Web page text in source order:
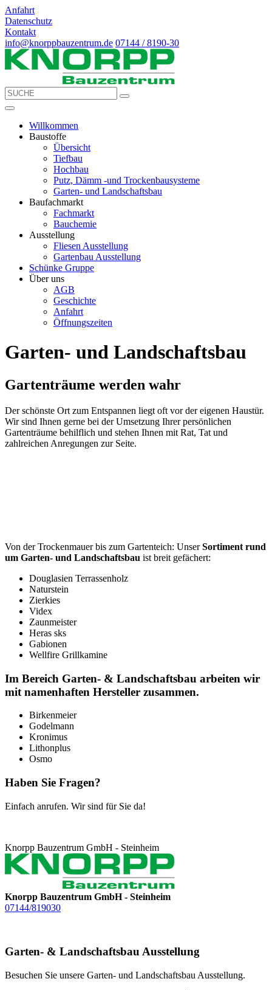
Anfahrt
Datenschutz
Kontakt
info@knorppbauzentrum.de 07144 / 8190-30
Willkommen
Baustoffe
Übersicht
Tiefbau
Hochbau
Putz, Dämm -und Trockenbausysteme
Garten- und Landschaftsbau
Baufachmarkt
Fachmarkt
Bauchemie
Ausstellung
Fliesen Ausstellung
Gartenbau Ausstellung
Schünke Gruppe
Über uns
AGB
Geschichte
Anfahrt
Öffnungszeiten
Garten- und Landschaftsbau
Gartenträume werden wahr
Der schönste Ort zum Entspannen liegt oft vor der eigenen Haustür.
Wir sind Ihnen gerne bei der Umsetzung Ihrer persönlichen
Gartenträume behilflich und stehen Ihnen mit Rat, Tat und
zahlreichen Anregungen zur Seite.
Von der Trockenmauer bis zum Gartenteich: UnserSortiment rund
um Garten- und Landschaftsbau ist breit gefächert:
Douglasien Terrassenholz
Naturstein
Zierkies
Videx
Zaunmeister
Heras sks
Gabionen
Wellfire Grillkamine
Im Bereich Garten- & Landschaftsbau arbeiten wir
mit namenhaften Hersteller zusammen.
Birkenmeier
Godelmann
Kronimus
Lithonplus
Osmo
Haben Sie Fragen?
Einfach anrufen. Wir sind für Sie da!
Knorpp Bauzentrum GmbH - Steinheim
Knorpp Bauzentrum GmbH - Steinheim
07144/819030
Garten- & Landschaftsbau Ausstellung
Besuchen Sie unsere Garten- und Landschaftsbau Ausstellung.